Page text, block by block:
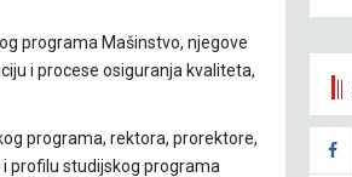
programa Mašinstvo, njegove
i procese osiguranja kvaliteta,
programa, rektora, prorektore,
profilu studijskog programa